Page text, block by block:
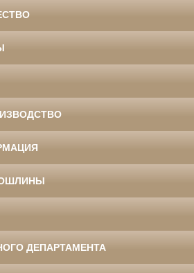
ДЕПАРТАМЕНТА